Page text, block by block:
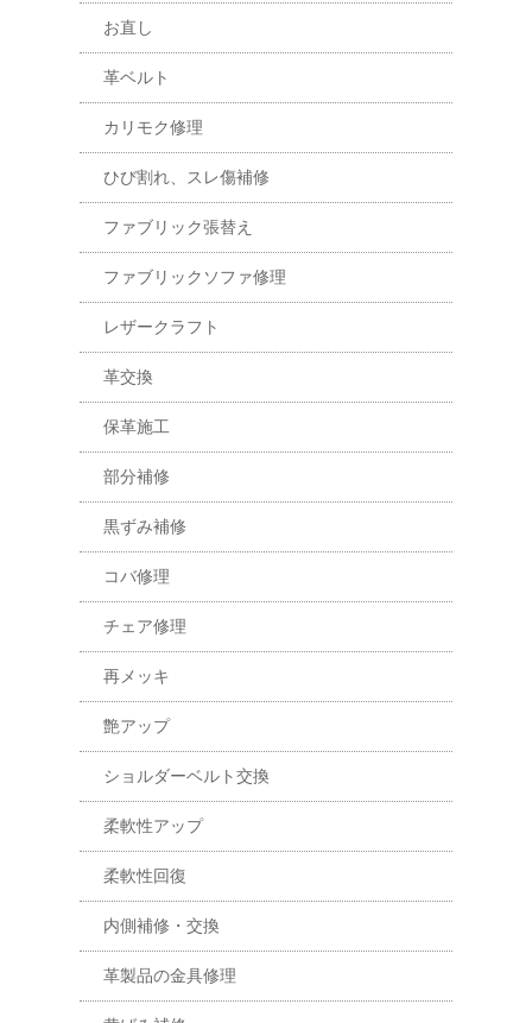
お直し
革ベルト
カリモク修理
ひび割れ、スレ傷補修
ファブリック張替え
ファブリックソファ修理
レザークラフト
革交換
保革施工
部分補修
黒ずみ補修
コバ修理
チェア修理
再メッキ
艶アップ
ショルダーベルト交換
柔軟性アップ
柔軟性回復
内側補修・交換
革製品の金具修理